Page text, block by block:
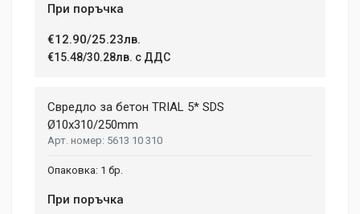
При поръчка
€12.90/25.23лв.
€15.48/30.28лв. с ДДС
Свредло за бетон TRIAL 5* SDS
Ø10x310/250mm
5613 10 310
1 бр.
При поръчка